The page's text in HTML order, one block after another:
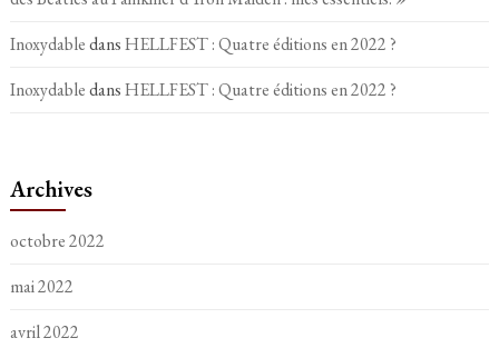
InoxydabledansHELLFEST : Quatre éditions en 2022 ?
InoxydabledansHELLFEST : Quatre éditions en 2022 ?
Archives
octobre 2022
mai 2022
avril 2022